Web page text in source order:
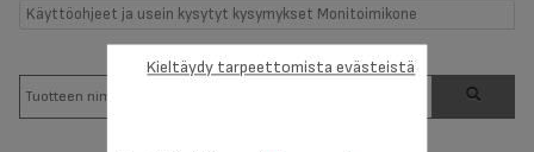
Käyttöohjeet ja usein kysytyt kysymykset Monitoimikone
Kieltäydy tarpeettomista evästeistä